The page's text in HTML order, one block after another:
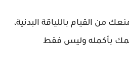
من القيام باللياقة البدنية،
بأكمله وليس فقط